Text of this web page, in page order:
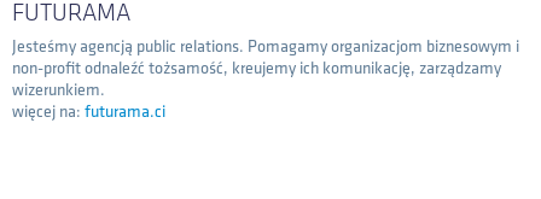
FUTURAMA
Jesteśmy agencją public relations. Pomagamy organizacjom biznesowym i
non-profit odnaleźć tożsamość, kreujemy ich komunikację, zarządzamy
wizerunkiem.
więcej na: futurama.ci